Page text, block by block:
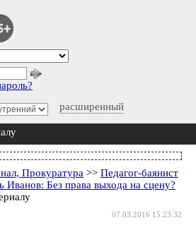
расширенный
Прокуратура >> Педагог-баянист
Иванов: Без права выхода на сцену?
07.03.2016 15:23:32